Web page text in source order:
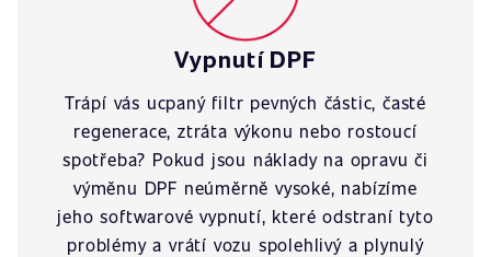
Vypnutí DPF
Trápí vás ucpaný filtr pevných částic, časté
regenerace, ztráta výkonu nebo rostoucí
spotřeba? Pokud jsou náklady na opravu či
výměnu DPF neúměrně vysoké, nabízíme
jeho softwarové vypnutí, které odstraní tyto
problémy a vrátí vozu spolehlivý a plynulý